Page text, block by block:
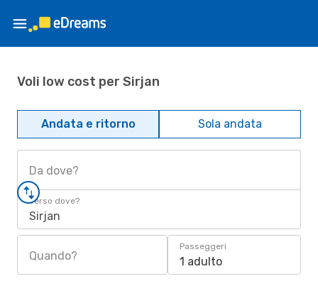
Voli low cost per Sirjan
Andata e ritorno Sola andata
Da dove?
Verso dove?
Sirjan
Quando?
Passeggeri
1 adulto